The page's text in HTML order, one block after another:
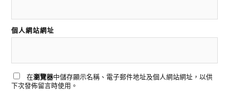
個人網站網址
在瀏覽器中儲存顯示名稱、電子郵件地址及個人網站網址，以供
下次發佈留言時使用。